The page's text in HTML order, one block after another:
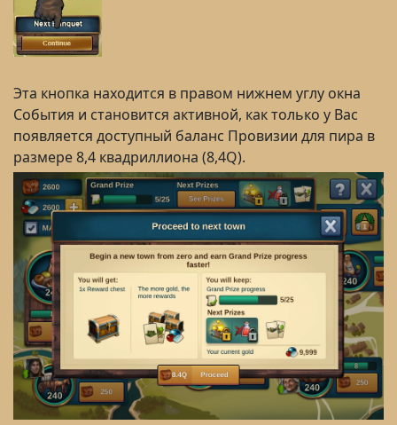
Эта кнопка находится в правом нижнем углу окна
События и становится активной, как только у Вас
появляется доступный баланс Провизии для пира в
размере 8,4 квадриллиона (8,4Q).